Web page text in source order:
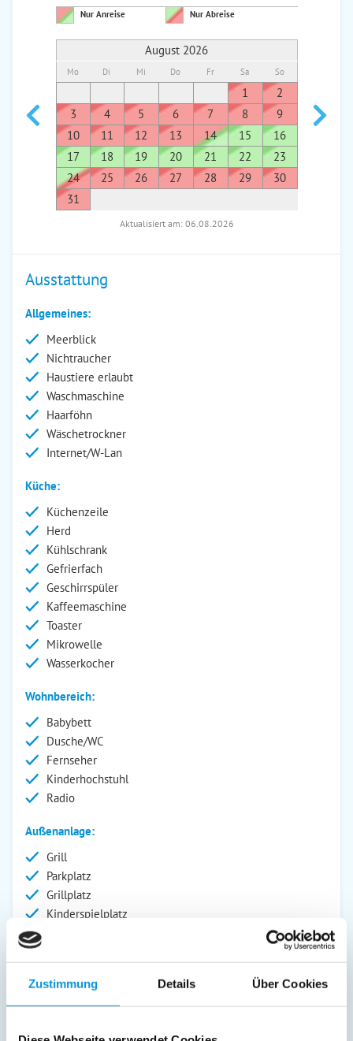
Zustimmung Details Über Cookies
Nur Anreise Nur Abreise
August 2026
Mo Di Mi Do Fr Sa So
1
2
3
4 5 6 7 8
9
10
11 12 13 14 15
16
17
18 19 20 21 22
23
24
25 26 27 28 29
30
31
7
Aktualisiert am: 06.08.2026
Ausstattung
Allgemeines:
Meerblick
Nichtraucher
Haustiere erlaubt
Waschmaschine
Haarföhn
Wäschetrockner
Internet/W-Lan
Küche:
Küchenzeile
Herd
Kühlschrank
Gefrierfach
Geschirrspüler
Kaffeemaschine
Toaster
Mikrowelle
Wasserkocher
Wohnbereich:
Babybett
Dusche/WC
Fernseher
Kinderhochstuhl
Radio
Außenanlage:
Grill
Parkplatz
Grillplatz
Kinderspielplatz
Service:
Bettwäsche inkl.
Geschirrtücher inkl.